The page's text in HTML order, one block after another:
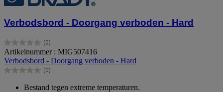
Verbodsbord - Doorgang verboden - Hard
(0)
0.0
van
de
5
Artikelnummer : MIG507416
Verbodsbord - Doorgang verboden - Hard
(0)
0.0
Bestand tegen extreme temperaturen.